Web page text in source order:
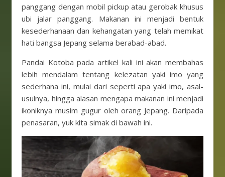
panggang dengan mobil pickup atau gerobak khusus
ubi jalar panggang. Makanan ini menjadi bentuk
kesederhanaan dan kehangatan yang telah memikat
hati bangsa Jepang selama berabad-abad.
Pandai Kotoba pada artikel kali ini akan membahas
lebih mendalam tentang kelezatan yaki imo yang
sederhana ini, mulai dari seperti apa yaki imo, asal-
usulnya, hingga alasan mengapa makanan ini menjadi
ikoniknya musim gugur oleh orang Jepang. Daripada
penasaran, yuk kita simak di bawah ini.